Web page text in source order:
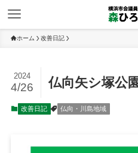
ホーム 改善日記
仏向矢シ塚公
2024
4/26
改善日記 仏向・川島地域